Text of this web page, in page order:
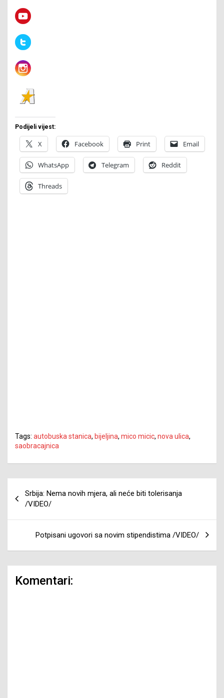
Podijeli vijest:
X Facebook Print Email
WhatsApp Telegram Reddit
Threads
Tags: autobuska stanica, bijeljina, mico micic, nova ulica,
saobracajnica
članaka
Srbija: Nema novih mjera, ali neće biti tolerisanja
/VIDEO/
Potpisani ugovori sa novim stipendistima /VIDEO/
Komentari: